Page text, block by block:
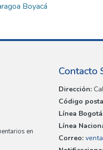
Boyacá
en
Contacto
Dirección:
Código
Línea
Línea
Correo: